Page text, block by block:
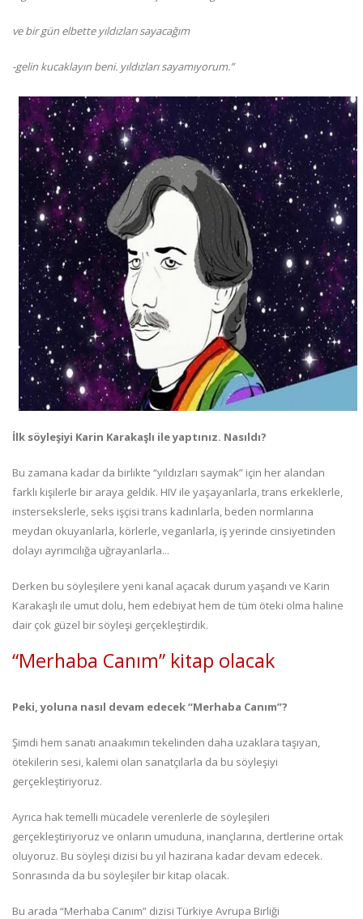
ve bir gün elbette yıldızları sayacağım
-gelin kucaklayın beni. yıldızları sayamıyorum.”
İlk söyleşiyi Karin Karakaşlı ile yaptınız. Nasıldı?
Bu zamana kadar da birlikte “yıldızları saymak” için her alandan
farklı kişilerle bir araya geldik. HIV ile yaşayanlarla, trans erkeklerle,
instersekslerle, seks işçisi trans kadınlarla, beden normlarına
meydan okuyanlarla, körlerle, veganlarla, iş yerinde cinsiyetinden
dolayı ayrımcılığa uğrayanlarla...
Derken bu söyleşilere yeni kanal açacak durum yaşandı ve Karin
Karakaşlı ile umut dolu, hem edebiyat hem de tüm öteki olma haline
dair çok güzel bir söyleşi gerçekleştirdik.
“Merhaba Canım” kitap olacak
Peki, yoluna nasıl devam edecek “Merhaba Canım”?
Şimdi hem sanatı anaakımın tekelinden daha uzaklara taşıyan,
ötekilerin sesi, kalemi olan sanatçılarla da bu söyleşiyi
gerçekleştiriyoruz.
Ayrıca hak temelli mücadele verenlerle de söyleşileri
gerçekleştiriyoruz ve onların umuduna, inançlarına, dertlerine ortak
oluyoruz. Bu söyleşi dizisi bu yıl hazirana kadar devam edecek.
Sonrasında da bu söyleşiler bir kitap olacak.
Bu arada “Merhaba Canım” dizisi Türkiye Avrupa Birliği